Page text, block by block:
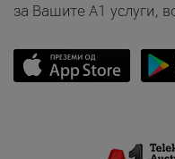
за Вашите A1 услуги,